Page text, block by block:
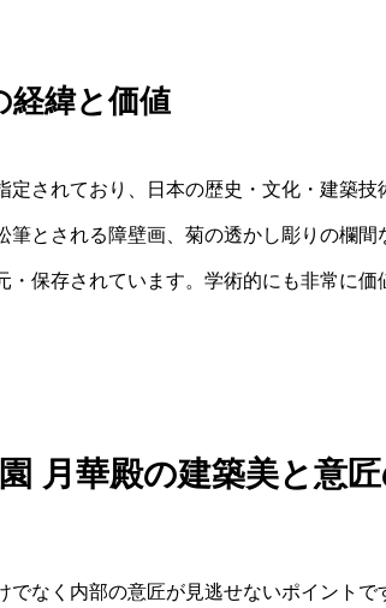
経緯と価値
定されており、日本の歴史・文化・建築技
筆とされる障壁画、菊の透かし彫りの欄間
・保存されています。学術的にも非常に価
月華殿の建築美と意
でなく内部の意匠が見逃せないポイント